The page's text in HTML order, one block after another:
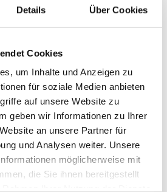
Details Über Cookies
Cookies
um Inhalte und Anzeigen zu
für soziale Medien anbieten
auf unsere Website zu
geben wir Informationen zu Ihrer
an unsere Partner für
und Analysen weiter. Unsere
möglicherweise mit
die Sie ihnen bereitgestellt
arTrimbleraksturīgo kvalitāti un
ātrāku ieguldījumu atdevi.